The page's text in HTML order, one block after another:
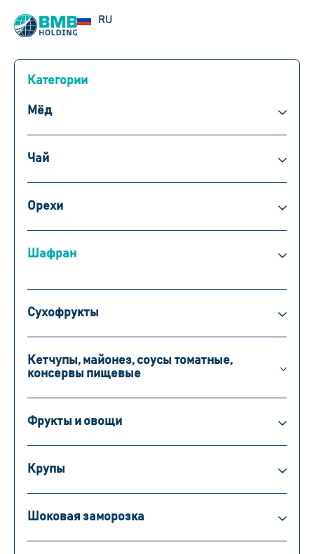
RU
EN
Категории
Мёд
Чай
Орехи
Шафран
Сухофрукты
Кетчупы, майонез, соусы томатные,
консервы пищевые
Фрукты и овощи
Крупы
Шоковая заморозка